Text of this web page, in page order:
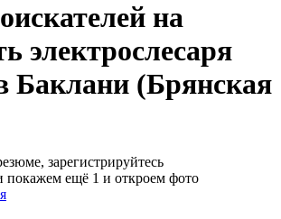
на
электрослесаря
(Брянская
зарегистрируйтесь
покажем ещё 1 и откроем фото